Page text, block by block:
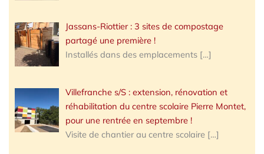
Jassans-Riottier : 3 sites de compostage
partagé une première !
Installés dans des emplacements […]
Villefranche s/S : extension, rénovation et
réhabilitation du centre scolaire Pierre Montet,
pour une rentrée en septembre !
Visite de chantier au centre scolaire […]